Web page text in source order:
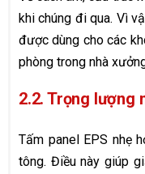
khi chúng đi qua. Vì
được dùng cho các
phòng trong nhà
2.2. Trọng lượng
Tấm panel EPS nhẹ
tông. Điều này giúp